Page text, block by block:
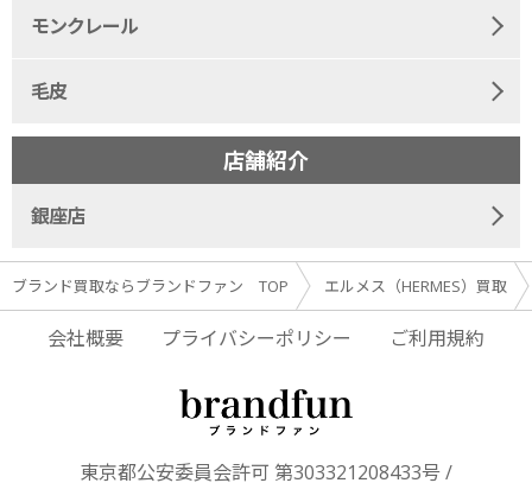
ブランド買取ならブランドファン TOP エルメス（HERMES）買取
モンクレール
毛皮
店舗紹介
銀座店
会社概要 プライバシーポリシー ご利用規約
東京都公安委員会許可 第303321208433号 /